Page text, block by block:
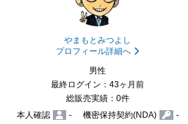
やまもとみつよし
プロフィール詳細へ
男性
最終ログイン：43ヶ月前
総販売実績：0件
本人確認
- 機密保持契約(NDA) -